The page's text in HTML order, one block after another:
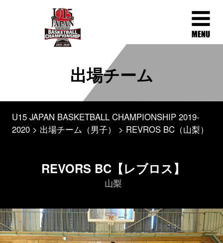
出場チーム
U15 JAPAN BASKETBALL CHAMPIONSHIP 2019-
2020
出場チーム（男子） REVROS BC（山梨）
REVORS BC【レブロス】
山梨